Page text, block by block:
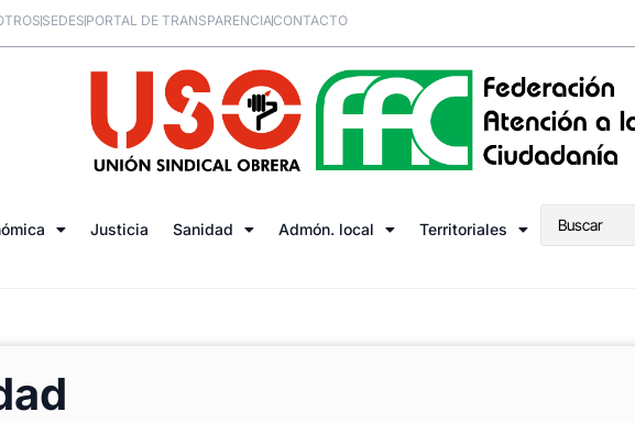
SEDESPORTAL DE TRANSPARENCIACONTACTO
Justicia Sanidad Admón. local Territoriales